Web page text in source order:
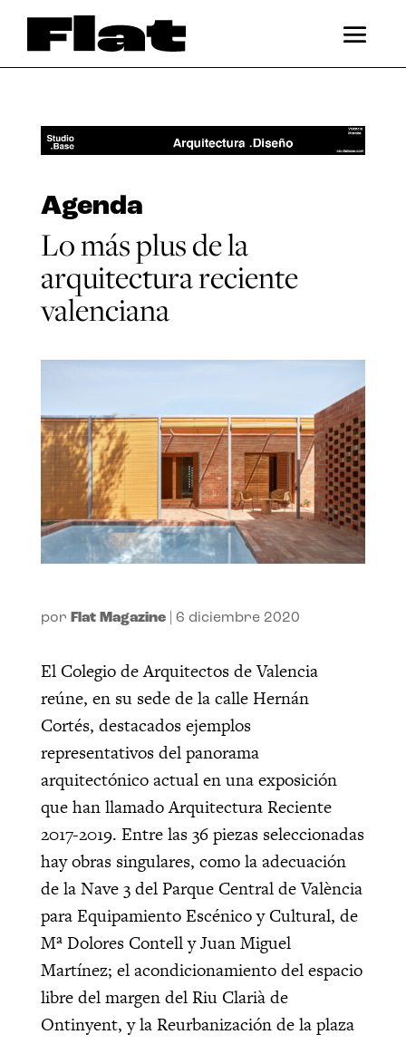
Agenda
Lo más plus de la
arquitectura reciente
valenciana
por Flat Magazine| 6 diciembre 2020
El Colegio de Arquitectos de Valencia
reúne, en su sede de la calle Hernán
Cortés, destacados ejemplos
representativos del panorama
arquitectónico actual en una exposición
que han llamado Arquitectura Reciente
2017-2019. Entre las 36 piezas seleccionadas
hay obras singulares, como la adecuación
de la Nave 3 del Parque Central de València
para Equipamiento Escénico y Cultural, de
Mª Dolores Contell y Juan Miguel
Martínez; el acondicionamiento del espacio
libre del margen del Riu Clarià de
Ontinyent, y la Reurbanización de la plaza